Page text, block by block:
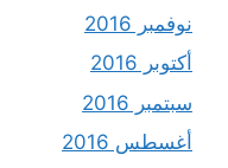
نوفمبر 2016
أكتوبر 2016
سبتمبر 2016
أغسطس 2016